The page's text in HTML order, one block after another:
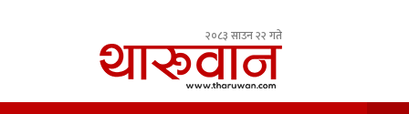
२०८३ साउन २२ गते